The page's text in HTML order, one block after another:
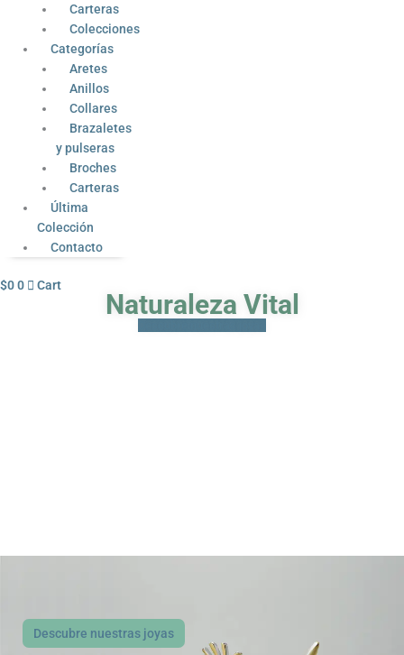
Carteras
Colecciones
Categorías
Aretes
Anillos
Collares
Brazaletes
y pulseras
Broches
Carteras
Última
Colección
Contacto
$00 Cart
Naturaleza Vital
Descubre nuestras joyas